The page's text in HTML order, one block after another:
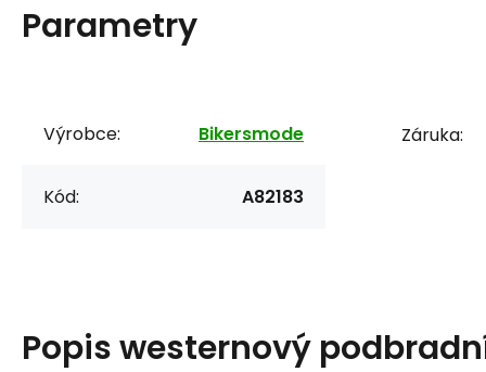
Parametry
Výrobce: Bikersmode
Kód: A82183
Záruka:
Popiswesternový